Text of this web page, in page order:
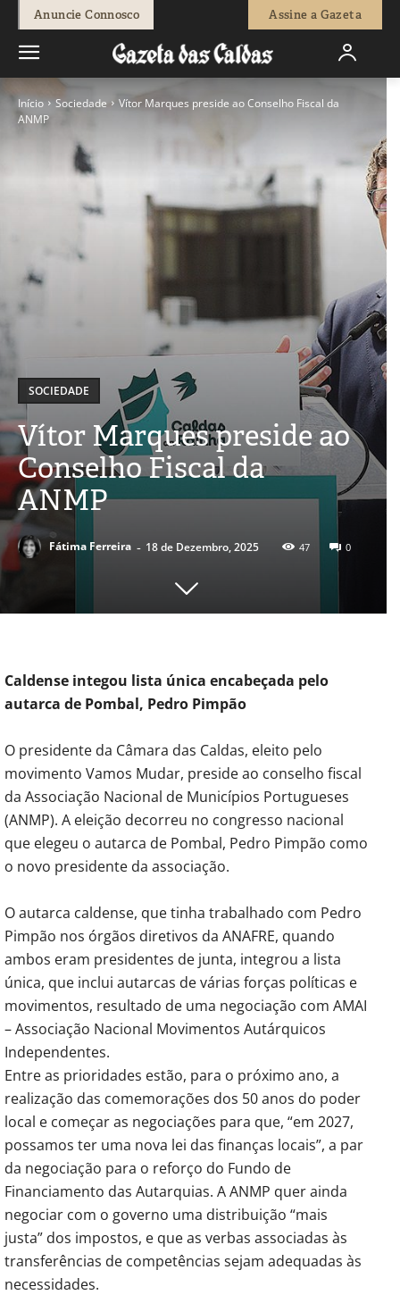
Anuncie Connosco Assine a Gazeta
Início Sociedade
Vítor Marques preside ao Conselho Fiscal da
ANMP
SOCIEDADE
Vítor Marques preside ao
Conselho Fiscal da
ANMP
Fátima Ferreira - 18 de Dezembro, 2025 47 0
Caldense integou lista única encabeçada pelo
autarca de Pombal, Pedro Pimpão
O presidente da Câmara das Caldas, eleito pelo
movimento Vamos Mudar, preside ao conselho fiscal
da Associação Nacional de Municípios Portugueses
(ANMP). A eleição decorreu no congresso nacional
que elegeu o autarca de Pombal, Pedro Pimpão como
o novo presidente da associação.
O autarca caldense, que tinha trabalhado com Pedro
Pimpão nos órgãos diretivos da ANAFRE, quando
ambos eram presidentes de junta, integrou a lista
única, que inclui autarcas de várias forças políticas e
movimentos, resultado de uma negociação com AMAI
– Associação Nacional Movimentos Autárquicos
Independentes.
Entre as prioridades estão, para o próximo ano, a
realização das comemorações dos 50 anos do poder
local e começar as negociações para que, “em 2027,
possamos ter uma nova lei das finanças locais”, a par
da negociação para o reforço do Fundo de
Financiamento das Autarquias. A ANMP quer ainda
negociar com o governo uma distribuição “mais
justa” dos impostos, e que as verbas associadas às
transferências de competências sejam adequadas às
necessidades.